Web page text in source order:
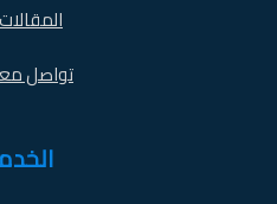
المقالات
تواصل